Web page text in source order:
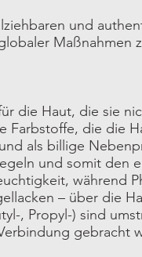
und
Maßnahmen
die Haut, die sie
Farbstoffe, die die
als billige
und somit den
während
– über die
, Propyl-) sind
gebracht